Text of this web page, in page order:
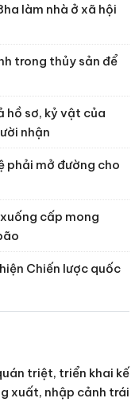
làm nhà ở xã hội
trong thủy sản để
hồ sơ, kỷ vật của
nhận
phải mở đường cho
cấp mong
Chiến lược quốc
triệt, triển khai kế
xuất, nhập cảnh trái